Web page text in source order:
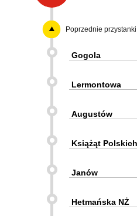
Poprzednie przystanki
Gogola
Lermontowa
Augustów
Książąt
Janów
Hetmańska NŻ